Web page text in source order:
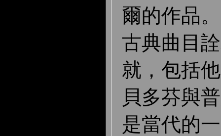
爾的作品
古典曲目
就，包括
貝多芬與
是當代的